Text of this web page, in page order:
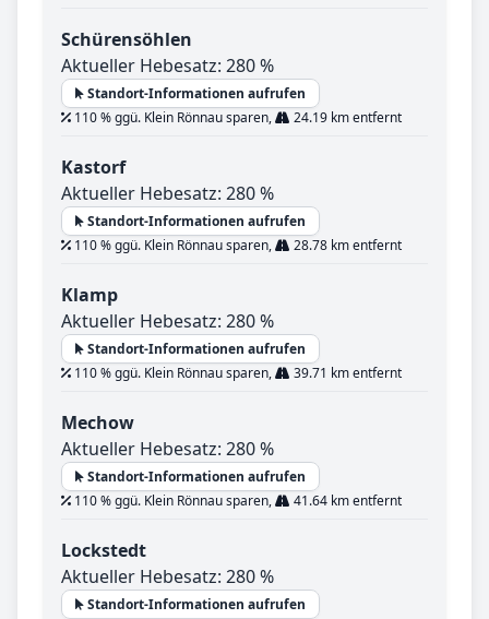
Schürensöhlen
Aktueller Hebesatz: 280 %
Standort-Informationen aufrufen
110 % ggü. Klein Rönnau sparen,
24.19 km entfernt
Kastorf
Aktueller Hebesatz: 280 %
Standort-Informationen aufrufen
110 % ggü. Klein Rönnau sparen,
28.78 km entfernt
Klamp
Aktueller Hebesatz: 280 %
Standort-Informationen aufrufen
110 % ggü. Klein Rönnau sparen,
39.71 km entfernt
Mechow
Aktueller Hebesatz: 280 %
Standort-Informationen aufrufen
110 % ggü. Klein Rönnau sparen,
41.64 km entfernt
Lockstedt
Aktueller Hebesatz: 280 %
Standort-Informationen aufrufen